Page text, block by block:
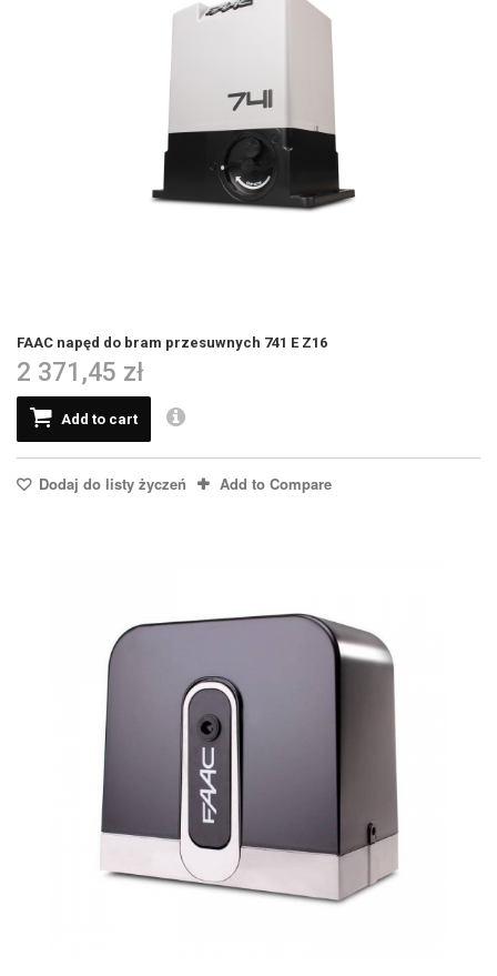
FAAC napęd do bram przesuwnych 741 E Z16
2 371,45 zł
Add to cart
Dodaj do listy życzeń Add to Compare